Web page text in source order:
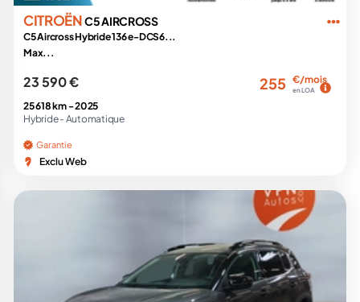
CITROËNC5 AIRCROSS
C5 Aircross Hybride 136 e-DCS6...
Max...
23 590 € 255 €/mois
en LOA
25 618 km -2025
Hybride - Automatique
Garantie
Exclu Web